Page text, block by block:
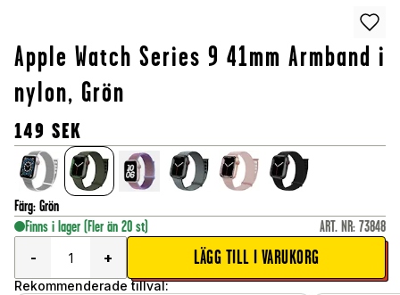
Apple Watch Series 9 41mm Armband i
nylon, Grön
149 SEK
Färg: Grön
Finns i lager (Fler än 20 st) ART. NR: 73848
-
+ LÄGG TILL I VARUKORG
Rekommenderade tillval: